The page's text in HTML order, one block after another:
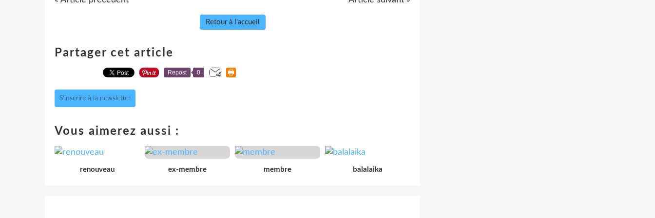
Retour à l'accueil
Partager cet article
Repost 0
S'inscrire à la newsletter
Vous aimerez aussi :
renouveau ex-membre membre balalaika